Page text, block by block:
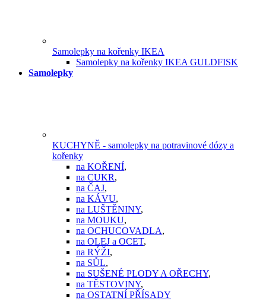
Samolepky na kořenky IKEA
Samolepky na kořenky IKEA GULDFISK
Samolepky
KUCHYNĚ - samolepky na potravinové dózy a
kořenky
na KOŘENÍ,
na CUKR,
na ČAJ,
na KÁVU,
na LUŠTĚNINY,
na MOUKU,
na OCHUCOVADLA,
na OLEJ a OCET,
na RÝŽI,
na SŮL,
na SUŠENÉ PLODY A OŘECHY,
na TĚSTOVINY,
na OSTATNÍ PŘÍSADY